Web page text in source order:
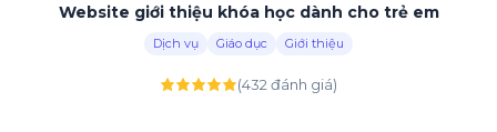
Website giới thiệu khóa học dành cho trẻ em
Dịch vụ Giáo dục Giới thiệu
(432 đánh giá)